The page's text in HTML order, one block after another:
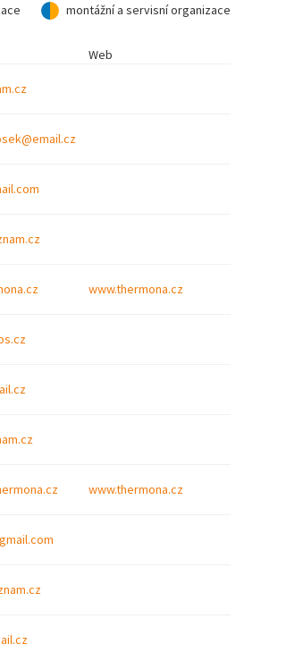
montážní a servisní organizace
Web
www.thermona.cz
www.thermona.cz